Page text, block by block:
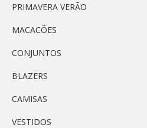
PRIMAVERA VERÃO
MACACÕES
CONJUNTOS
BLAZERS
CAMISAS
VESTIDOS